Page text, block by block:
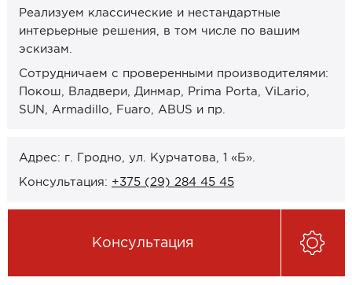
Рассрочка 0% (без банка)
Кредиты 4% от Беларусбанка
Карты рассрочек
О компании
Сотрудничество
ЗАКАЗАТЬ КОНСУЛЬТАЦИЮ
Реализуем классические и нестандартные
интерьерные решения, в том числе по вашим
эскизам.
Сотрудничаем с проверенными производителями:
Покош, Владвери, Динмар, Prima Porta, ViLario,
SUN, Armadillo, Fuaro, ABUS и пр.
Адрес: г. Гродно, ул. Курчатова, 1 «Б».
Консультация: +375 (29) 284 45 45
Консультация